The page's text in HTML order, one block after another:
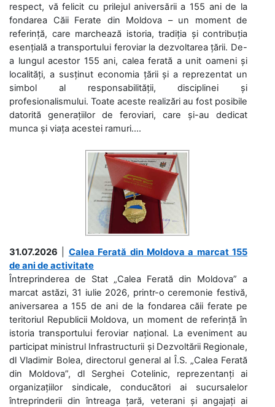
respect, vă felicit cu prilejul aniversării a 155 ani de la
fondarea Căii Ferate din Moldova – un moment de
referință, care marchează istoria, tradiția și contribuția
esențială a transportului feroviar la dezvoltarea țării. De-
a lungul acestor 155 ani, calea ferată a unit oameni și
localități, a susținut economia țării și a reprezentat un
simbol al responsabilității, disciplinei și
profesionalismului. Toate aceste realizări au fost posibile
datorită generațiilor de feroviari, care și-au dedicat
munca și viața acestei ramuri....
31.07.2026
Calea Ferată din Moldova a marcat 155
de ani de activitate
Întreprinderea de Stat „Calea Ferată din Moldova” a
marcat astăzi, 31 iulie 2026, printr-o ceremonie festivă,
aniversarea a 155 de ani de la fondarea căii ferate pe
teritoriul Republicii Moldova, un moment de referință în
istoria transportului feroviar național. La eveniment au
participat ministrul Infrastructurii și Dezvoltării Regionale,
dl Vladimir Bolea, directorul general al Î.S. „Calea Ferată
din Moldova”, dl Serghei Cotelinic, reprezentanți ai
organizațiilor sindicale, conducători ai sucursalelor
întreprinderii din întreaga țară, veterani și angajați ai